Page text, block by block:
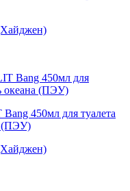
450мл для туалета
(ПЭУ)